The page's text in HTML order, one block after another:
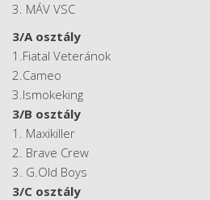
3. MÁV VSC
3/A osztály
1.Fiatal Veteránok
2.Cameo
3.Ismokeking
3/B osztály
1. Maxikiller
2. Brave Crew
3. G.Old Boys
3/C osztály